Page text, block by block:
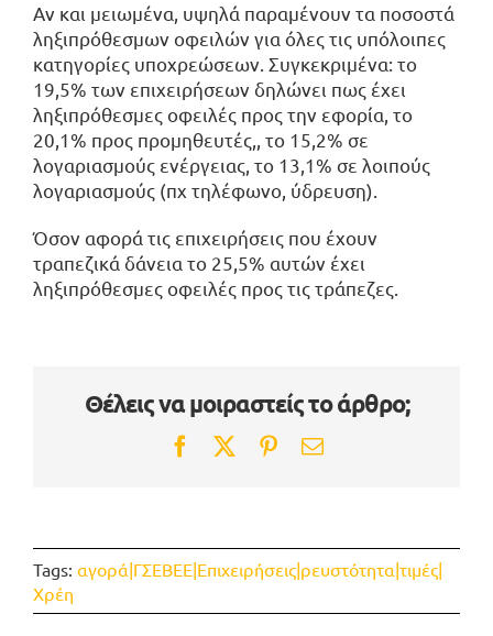
Αν και μειωμένα, υψηλά παραμένουν τα ποσοστά
ληξιπρόθεσμων οφειλών για όλες τις υπόλοιπες
κατηγορίες υποχρεώσεων. Συγκεκριμένα: το
19,5% των επιχειρήσεων δηλώνει πως έχει
ληξιπρόθεσμες οφειλές προς την εφορία, το
20,1% προς προμηθευτές,, το 15,2% σε
λογαριασμούς ενέργειας, το 13,1% σε λοιπούς
λογαριασμούς (πχ τηλέφωνο, ύδρευση).
Όσον αφορά τις επιχειρήσεις που έχουν
τραπεζικά δάνεια το 25,5% αυτών έχει
ληξιπρόθεσμες οφειλές προς τις τράπεζες.
Θέλεις να μοιραστείς το άρθρο;
Facebook
TwitterPinterest
Email
Tags: αγορά|ΓΣΕΒΕΕ|Επιχειρήσεις|ρευστότητα|τιμές|
Χρέη